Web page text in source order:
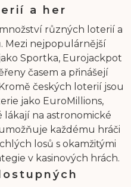
a her
různých loterií a
Mezi nejpopulárnější
Sportka, Eurojackpot
časem a přinášejí
českých loterií jsou
jako EuroMillions,
lákají na astronomické
každému hráči
losů s okamžitými
v kasinových hrách.